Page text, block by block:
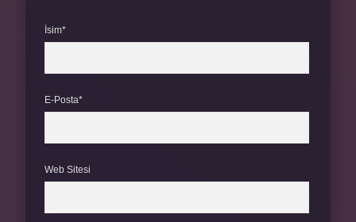
İsim*
E-Posta*
Web Sitesi